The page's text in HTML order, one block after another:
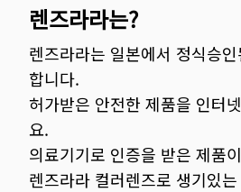
렌즈라라는?
렌즈라라는 일본에서 정식승
합니다.
허가받은 안전한 제품을 인터
요.
의료기기로 인증을 받은 제품
렌즈라라 컬러렌즈로 생기있